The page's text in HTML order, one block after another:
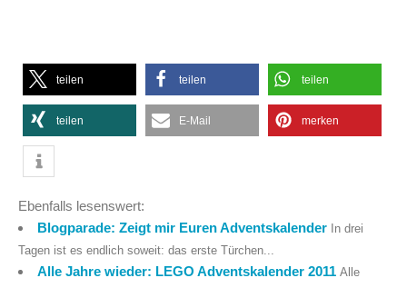
teilen teilen teilen
teilen E-Mail merken
Ebenfalls lesenswert:
Blogparade: Zeigt mir Euren Adventskalender
In drei
Tagen ist es endlich soweit: das erste Türchen...
Alle Jahre wieder: LEGO Adventskalender 2011 Alle